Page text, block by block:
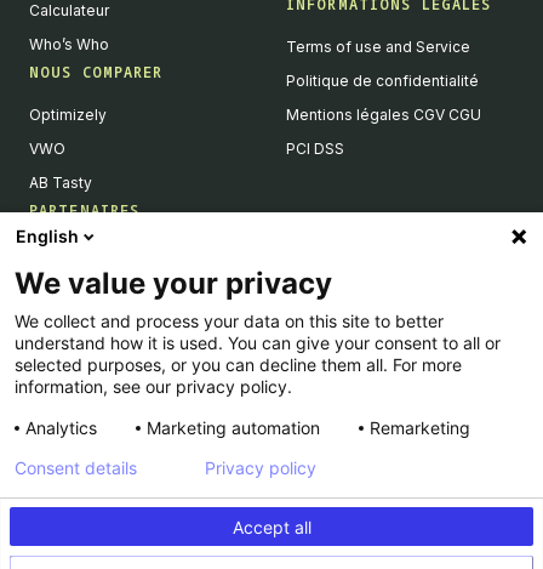
Calculateur
Who’s Who
NOUS COMPARER
Optimizely
VWO
AB Tasty
PARTENAIRES
Devenir partenaires
Liste de nos intégrations
Agences Partenaires
Terms of use and Service
Politique de confidentialité
Mentions légales CGV CGU
PCI DSS
© Kameleoon — 2026 All rights Reserved
Privacy policy
English
We value your privacy
We collect and process your data on this site to better
understand how it is used. You can give your consent to all or
selected purposes, or you can decline them all. For more
information, see our privacy policy.
Analytics
Marketing automation Remarketing
Accept all
Consent details Privacy policy